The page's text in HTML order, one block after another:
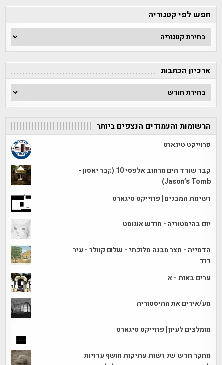
חפש לפי קטגוריה
חפש
לפי
קטגוריה
ארכיון הכתבות
ארכיון
הכתבות
הרשומות והעמודים הנצפים ביותר
פרוייקט טיגארט
קבר שודד הים מרחוב אלפסי 10 (קבר יאסון -
Jason’s Tomb)
רשימת המבנים | פרוייקט טיגארט
יום בהיסטוריה - חודש אוגוסט
הדמייה - חצר מבנה מלוכתי - שלום קוולר - עיר
דוד
ערים באות - א
מע/אירים את ההיסטוריה
מומלצים לעיון | פרוייקט טיגארט
מחקר חדש של רשות עתיקות חושף עדויות